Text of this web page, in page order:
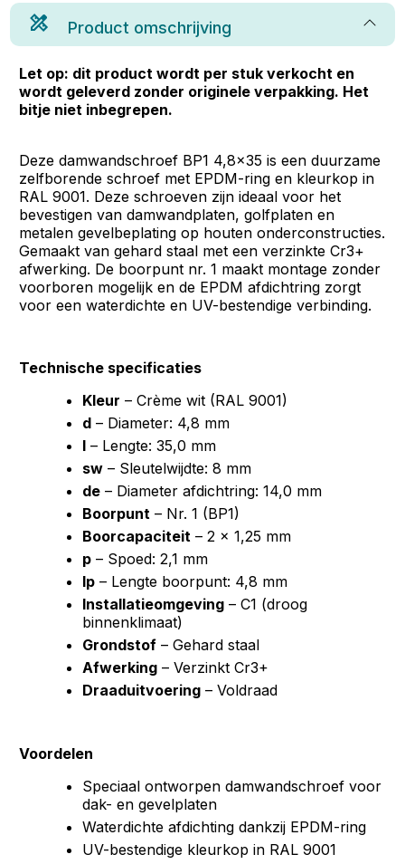
Product omschrijving
Let op: dit product wordt per stuk verkocht en
wordt geleverd zonder originele verpakking. Het
bitje niet inbegrepen.
Deze damwandschroef BP1 4,8x35 is een duurzame
zelfborende schroef met EPDM-ring en kleurkop in
RAL 9001. Deze schroeven zijn ideaal voor het
bevestigen van damwandplaten, golfplaten en
metalen gevelbeplating op houten onderconstructies.
Gemaakt van gehard staal met een verzinkte Cr3+
afwerking. De boorpunt nr. 1 maakt montage zonder
voorboren mogelijk en de EPDM afdichtring zorgt
voor een waterdichte en UV-bestendige verbinding.
Technische specificaties
Kleur – Crème wit (RAL 9001)
d – Diameter: 4,8 mm
l – Lengte: 35,0 mm
sw – Sleutelwijdte: 8 mm
de – Diameter afdichtring: 14,0 mm
Boorpunt – Nr. 1 (BP1)
Boorcapaciteit – 2 × 1,25 mm
p – Spoed: 2,1 mm
lp – Lengte boorpunt: 4,8 mm
Installatieomgeving – C1 (droog
binnenklimaat)
Grondstof – Gehard staal
Afwerking – Verzinkt Cr3+
Draaduitvoering – Voldraad
Voordelen
Speciaal ontworpen damwandschroef voor
dak- en gevelplaten
Waterdichte afdichting dankzij EPDM-ring
UV-bestendige kleurkop in RAL 9001